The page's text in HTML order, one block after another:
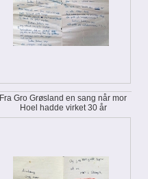
Fra Gro Grøsland en sang når mor
Hoel hadde virket 30 år